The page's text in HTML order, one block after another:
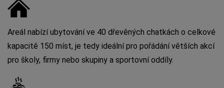
Areál nabízí ubytování ve 40 dřevěných chatkách o celkové
kapacitě 150 míst, je tedy ideální pro pořádání větších akcí
pro školy, firmy nebo skupiny a sportovní oddíly.